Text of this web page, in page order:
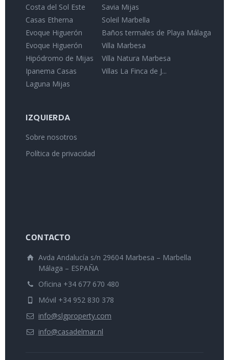
Costa del Sol Este
Casas Etherna
Evoque Higuerón
Evoque Higuerón
Hipódromo de Mijas
Ipanema Casas
Laguna Mijas
Savia Mijas
Soleil Marbella
Baños termales de Playa Málaga
Villa Marbesa
Villa Natura Marbesa
Villas La Finca de J...
IZQUIERDA
Sobre nosotros
Política de privacidad
CONTACTO
Avda Andalucía s/n 29604 Marbesa – Marbella
Málaga – ESPAÑA
Oficina +34 677 670 480
Móvil +34 952 830 378
info@slgproperty.com
info@casadelmar.nl